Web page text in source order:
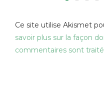
Ce site utilise Akismet
savoir plus sur la façon
commentaires sont